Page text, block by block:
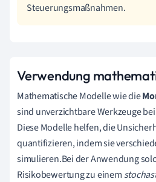
Steuerungsmaßnahmen.
Verwendung
Mathematische Modelle wie die
sind unverzichtbare Werkzeuge
Diese Modelle helfen, die
quantifizieren, indem sie
simulieren.Bei der Anwendung
Risikobewertung zu einem